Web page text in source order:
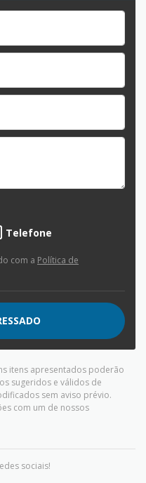
Telefone
com a Política de
itens apresentados poderão
sugeridos e válidos de
sem aviso prévio.
com um de nossos
sociais!